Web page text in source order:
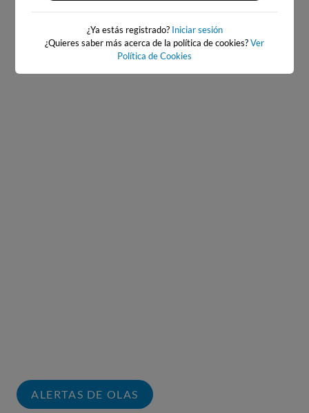
DE AROUSA), VILANOVA DE
AROUSA
6km · Vilanova de Arousa
CHOPI
18km · Ribeira
0.0 m CHOPI
ALERTAS DE OLAS
¿Ya estás registrado? Iniciar sesión
¿Quieres saber más acerca de la política de cookies?Ver
Política de Cookies